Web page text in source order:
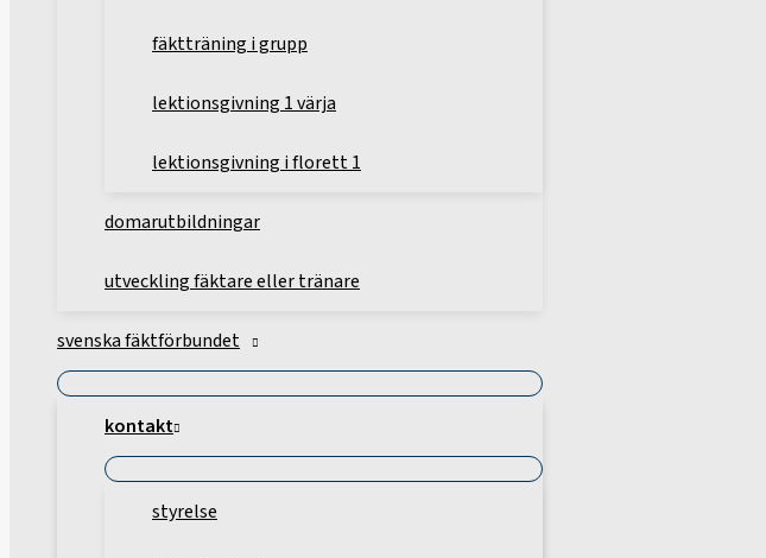
fäktträning i grupp
lektionsgivning 1 värja
lektionsgivning i florett 1
domarutbildningar
utveckling fäktare eller tränare
svenska fäktförbundet
kontakt
styrelse